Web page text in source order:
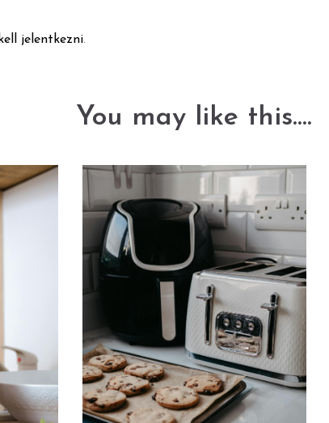
jelentkezni.
You may like this....